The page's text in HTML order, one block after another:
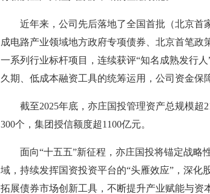
近年来，公司先后落地了全国首批（北京首
成电路产业领域地方政府专项债券、北京首笔政
一系列行业标杆项目，连续获评“知名成熟发行
久期、低成本融资工具的统筹运用，公司资金保
截至2025年底，亦庄国投管理资产总规模超
300个，集团授信额度超1100亿元。
面向“十五五”新征程，亦庄国投将锚定战略
域，持续发挥国资投资平台的“头雁效应”，深
拓展债券市场创新工具，不断提升产业赋能与